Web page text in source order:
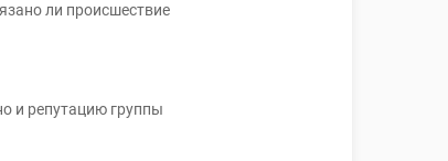
ли происшествие
и репутацию группы